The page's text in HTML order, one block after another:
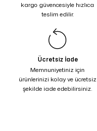
kargo güvencesiyle hızlıca
teslim edilir.
Ücretsiz İade
Memnuniyetiniz için
ürünlerinizi kolay ve ücretsiz
şekilde iade edebilirsiniz.